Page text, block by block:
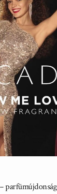
parfümújdonság